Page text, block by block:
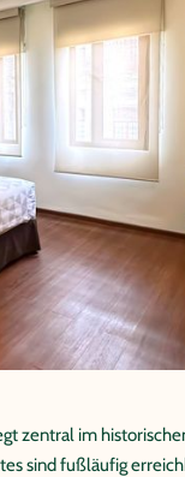
zentral im
sind fußläufig